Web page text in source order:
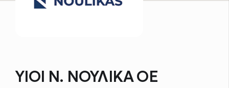
ΥΙΟΙ Ν. ΝΟΥΛΙΚΑ ΟΕ